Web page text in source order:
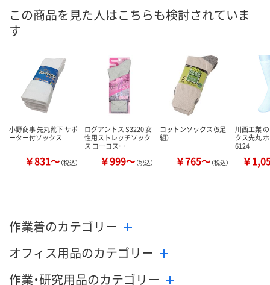
8月11日（火）
カゴへ カゴへ カ
この商品を見た人はこちらも検討されていま
す
小野商事 先丸靴下 サポ
ーター付ソックス
￥831～（税込）
ログアントス S3220 女
性用ストレッチソック
ス コーコス…
￥999～（税込）
コットンソックス（5足
組）
￥765～（税込）
川西工業
クス先丸
6124
￥
作業着のカテゴリー
オフィス用品のカテゴリー
作業・研究用品のカテゴリー